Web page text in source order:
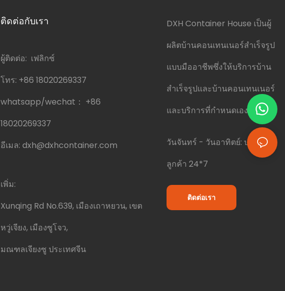
ติดต่อกับเรา
ผู้ติดต่อ: เฟลิกซ์
โทร: +86 18020269337
whatsapp/wechat： +86
18020269337
อีเมล: dxh@dxhcontainer.com
เพิ่ม:
Xunqing Rd No.639, เมืองเถาหยวน, เขต
หวู่เจียง, เมืองซูโจว,
มณฑลเจียงซู ประเทศจีน
DXH Container House เป็นผู้
ผลิตบ้านคอนเทนเนอร์สำเร็จรูป
แบบมืออาชีพซึ่งให้บริการบ้าน
สำเร็จรูปและบ้านคอนเทนเนอร์
และบริการที่กำหนดเอง
วันจันทร์ - วันอาทิตย์: บริการ
ลูกค้า 24*7
ติดต่อเรา